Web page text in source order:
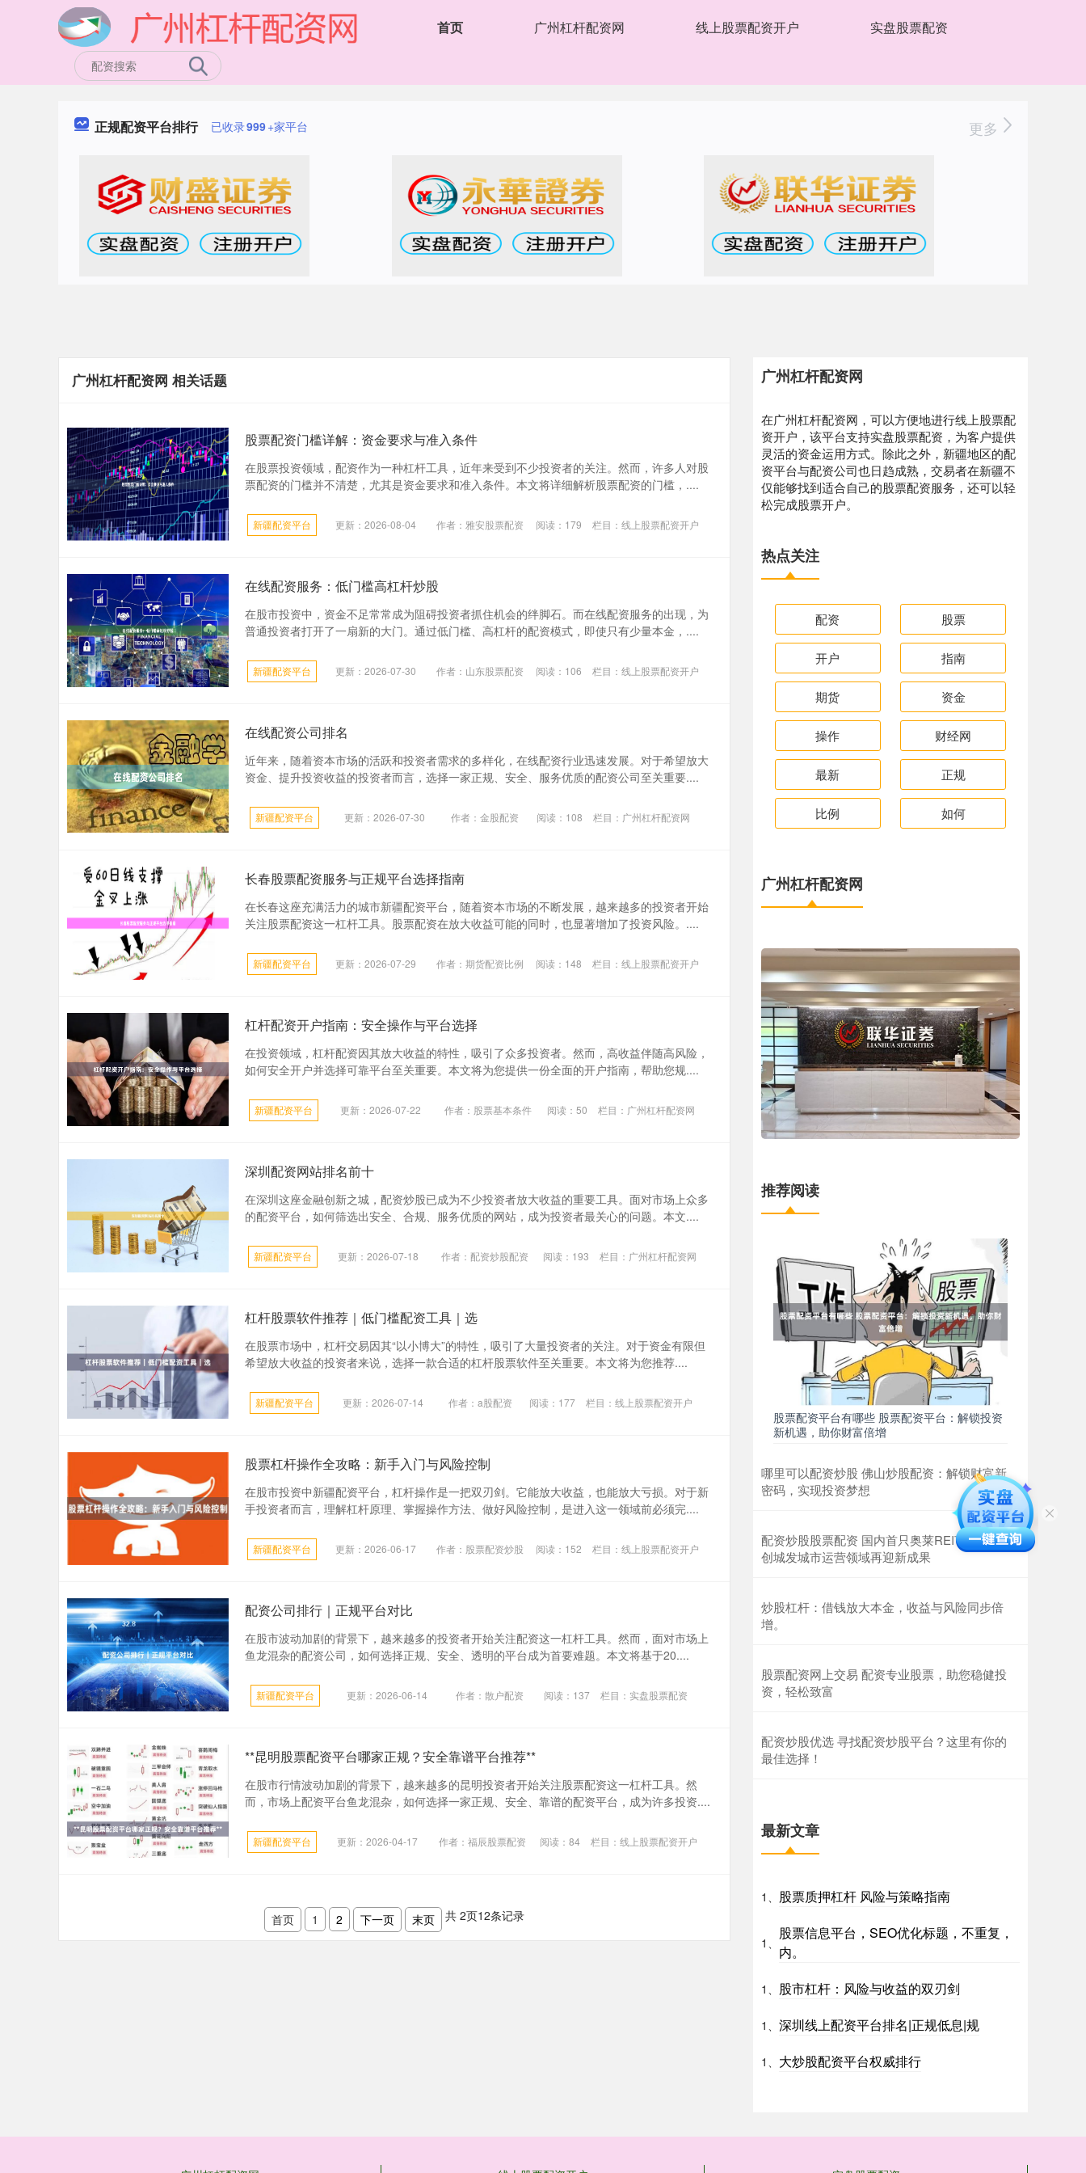
首页 广州杠杆配资网 线上股票配资开户 实盘股票配资
正规配资平台排行 已收录999+家平台 更多
广州杠杆配资网 相关话题
股票配资门槛详解：资金要求与准入条件
在股票投资领域，配资作为一种杠杆工具，近年来受到不少投资者的关注。然而，许多人对股
票配资的门槛并不清楚，尤其是资金要求和准入条件。本文将详细解析股票配资的门槛，....
新疆配资平台 更新：2026-08-04 作者：雅安股票配资 阅读： 179 栏目：线上股票配资开户
在线配资服务：低门槛高杠杆炒股
在股市投资中，资金不足常常成为阻碍投资者抓住机会的绊脚石。而在线配资服务的出现，为
普通投资者打开了一扇新的大门。通过低门槛、高杠杆的配资模式，即使只有少量本金，....
新疆配资平台 更新：2026-07-30 作者：山东股票配资 阅读： 106 栏目：线上股票配资开户
在线配资公司排名
近年来，随着资本市场的活跃和投资者需求的多样化，在线配资行业迅速发展。对于希望放大
资金、提升投资收益的投资者而言，选择一家正规、安全、服务优质的配资公司至关重要....
新疆配资平台 更新：2026-07-30 作者：金股配资 阅读： 108 栏目： 广州杠杆配资网
长春股票配资服务与正规平台选择指南
在长春这座充满活力的城市新疆配资平台，随着资本市场的不断发展，越来越多的投资者开始
关注股票配资这一杠杆工具。股票配资在放大收益可能的同时，也显著增加了投资风险。....
新疆配资平台 更新：2026-07-29 作者：期货配资比例 阅读： 148 栏目：线上股票配资开户
杠杆配资开户指南：安全操作与平台选择
在投资领域，杠杆配资因其放大收益的特性，吸引了众多投资者。然而，高收益伴随高风险，
如何安全开户并选择可靠平台至关重要。本文将为您提供一份全面的开户指南，帮助您规....
新疆配资平台 更新：2026-07-22 作者：股票基本条件 阅读： 50 栏目： 广州杠杆配资网
深圳配资网站排名前十
在深圳这座金融创新之城，配资炒股已成为不少投资者放大收益的重要工具。面对市场上众多
的配资平台，如何筛选出安全、合规、服务优质的网站，成为投资者最关心的问题。本文....
新疆配资平台 更新：2026-07-18 作者：配资炒股配资 阅读： 193 栏目： 广州杠杆配资网
杠杆股票软件推荐｜低门槛配资工具｜选
在股票市场中，杠杆交易因其“以小博大”的特性，吸引了大量投资者的关注。对于资金有限但
希望放大收益的投资者来说，选择一款合适的杠杆股票软件至关重要。本文将为您推荐....
新疆配资平台 更新：2026-07-14 作者：a股配资 阅读： 177 栏目： 线上股票配资开户
股票杠杆操作全攻略：新手入门与风险控制
在股市投资中新疆配资平台，杠杆操作是一把双刃剑。它能放大收益，也能放大亏损。对于新
手投资者而言，理解杠杆原理、掌握操作方法、做好风险控制，是进入这一领域前必须完....
新疆配资平台 更新：2026-06-17 作者：股票配资炒股 阅读： 152 栏目：线上股票配资开户
配资公司排行｜正规平台对比
在股市波动加剧的背景下，越来越多的投资者开始关注配资这一杠杆工具。然而，面对市场上
鱼龙混杂的配资公司，如何选择正规、安全、透明的平台成为首要难题。本文将基于20....
新疆配资平台 更新：2026-06-14 作者：散户配资 阅读： 137 栏目： 实盘股票配资
**昆明股票配资平台哪家正规？安全靠谱平台推荐**
在股市行情波动加剧的背景下，越来越多的昆明投资者开始关注股票配资这一杠杆工具。然
而，市场上配资平台鱼龙混杂，如何选择一家正规、安全、靠谱的配资平台，成为许多投资....
新疆配资平台 更新：2026-04-17 作者：福辰股票配资 阅读：84 栏目：线上股票配资开户
首页 1 2 下一页 末页 共 2页12条记录
广州杠杆配资网
在广州杠杆配资网，可以方便地进行线上股票配
资开户，该平台支持实盘股票配资，为客户提供
灵活的资金运用方式。除此之外，新疆地区的配
资平台与配资公司也日趋成熟，交易者在新疆不
仅能够找到适合自己的股票配资服务，还可以轻
松完成股票开户。
热点关注
配资 股票
开户 指南
期货 资金
操作 财经网
最新 正规
比例 如何
广州杠杆配资网
推荐阅读
股票配资平台有哪些 股票配资平台：解锁投资
新机遇，助你财富倍增
哪里可以配资炒股 佛山炒股配资：解锁财富新
密码，实现投资梦想
配资炒股股票配资 国内首只奥莱REITs获批 首
创城发城市运营领域再迎新成果
炒股杠杆：借钱放大本金，收益与风险同步倍
增。
股票配资网上交易 配资专业股票，助您稳健投
资，轻松致富
配资炒股优选 寻找配资炒股平台？这里有你的
最佳选择！
最新文章
1、 股票质押杠杆 风险与策略指南
1、
股票信息平台，SEO优化标题，不重复，
内。
1、 股市杠杆：风险与收益的双刃剑
1、 深圳线上配资平台排名|正规低息|规
1、 大炒股配资平台权威排行